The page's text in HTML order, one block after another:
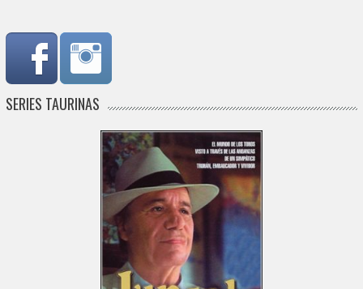
SERIES TAURINAS